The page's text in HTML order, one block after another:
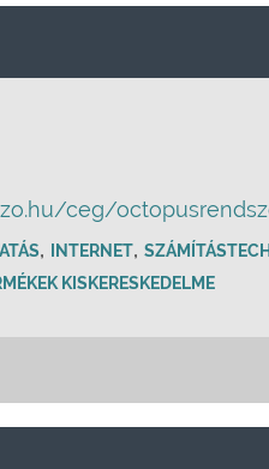
ceg/
, INTERNET,
KISKERESKEDELME